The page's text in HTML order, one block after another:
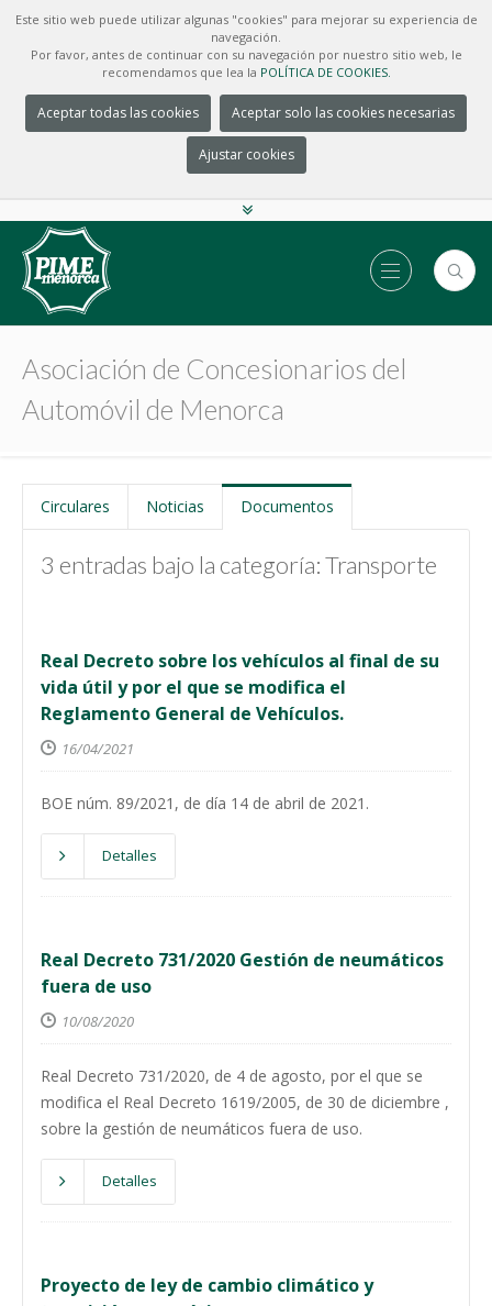
Este sitio web puede utilizar algunas "cookies" para mejorar su experiencia de
navegación.
Por favor, antes de continuar con su navegación por nuestro sitio web, le
recomendamos que lea la POLÍTICA DE COOKIES.
Aceptar todas las cookies Aceptar solo las cookies necesarias
Ajustar cookies
Asociación de Concesionarios del
Automóvil de Menorca
Circulares Noticias Documentos
3 entradas bajo la categoría: Transporte
Real Decreto sobre los vehículos al final de su
vida útil y por el que se modifica el
Reglamento General de Vehículos.
16/04/2021
BOE núm. 89/2021, de día 14 de abril de 2021.
Detalles
Real Decreto 731/2020 Gestión de neumáticos
fuera de uso
10/08/2020
Real Decreto 731/2020, de 4 de agosto, por el que se
modifica el Real Decreto 1619/2005, de 30 de diciembre ,
sobre la gestión de neumáticos fuera de uso.
Detalles
Proyecto de ley de cambio climático y